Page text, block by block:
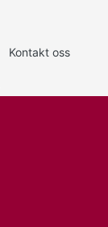
Kontakt oss